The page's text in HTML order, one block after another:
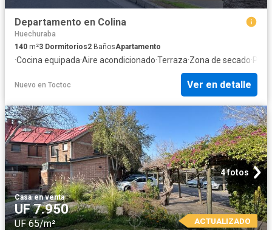
Departamento en Colina
Huechuraba
140 m²3 Dormitorios2 BañosApartamento
·Cocina equipada·Aire acondicionado·Terraza·Zona de secado·
Nuevo en Toctoc Ver en detalle
4 fotos
Casa·en venta
UF 7.950
UF 65/m² ACTUALIZADO